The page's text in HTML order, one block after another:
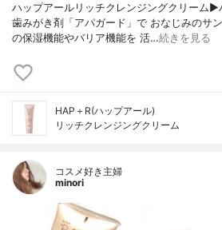
ハップアールリッチクレンジングクリーム▶︎
歯みがき剤「アパガード」で おなじみのサ
の保湿機能やバリア機能を 活…続きを見る
HAP＋R(ハップアール)
リッチクレンジングクリーム
コスメ好き主婦
minori